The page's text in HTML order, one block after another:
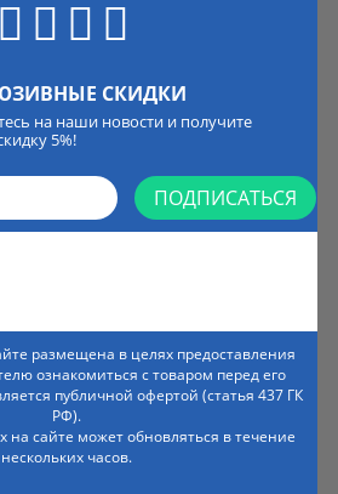
СКИДКИ
на наши новости и получите
5%!
ПОДПИСАТЬСЯ
размещена в целях предоставления
ознакомиться с товаром перед его
публичной офертой (статья 437 ГК
РФ).
на сайте может обновляться в течение
нескольких часов.